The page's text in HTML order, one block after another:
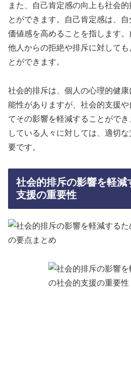
また、自己肯定感の向上も社会
とができます。自己肯定感は、
価値感を高めることを指します。
他人からの拒絶や排斥に対して
とができます。
社会的排斥は、個人の心理的健
能性がありますが、社会的支援
てその影響を軽減することがで
している人々に対しては、適切
要です。
社会的排斥の影響を軽減
支援の重要性